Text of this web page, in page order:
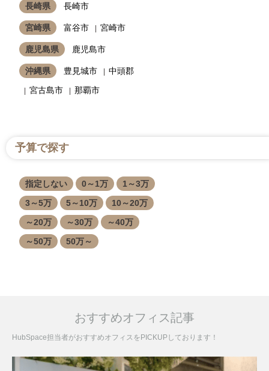
長崎県 長崎市
宮崎県 富谷市 宮崎市
鹿児島県 鹿児島市
沖縄県 豊見城市
中頭郡
宮古島市
那覇市
予算で探す
指定しない 0～1万
1～3万
3～5万
5～10万
10～20万
～20万
～30万
～40万
～50万
50万～
おすすめオフィス記事
HubSpace担当者がおすすめオフィスをPICKUPしております！